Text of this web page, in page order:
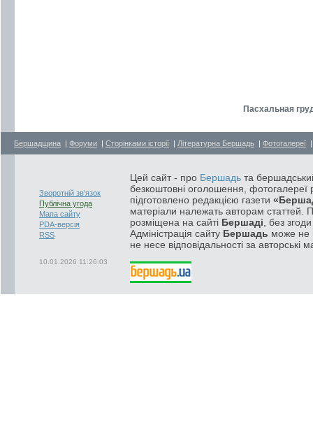
Пасхальная
Бершадщина | Форуми | Сторінками історії | Літературна Бершадь | Фотогалереї
Зворотній зв'язок
Публічна угода
Мапа сайту
PDA-версія
RSS
10.01.2026 11:26:03
Цей сайт - про Бершадь та
безкоштовні оголошення, фотогалереї
підготовлено редакцією газети
матеріали належать авторам статтей.
розміщена на сайті Бершаді , без
Адміністрація сайту Бершадь може не
не несе відповідальності за авторські